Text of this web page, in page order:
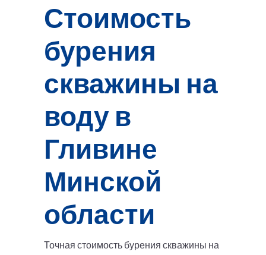
Стоимость
бурения
скважины на
воду в
Гливине
Минской
области
Точная стоимость бурения скважины на